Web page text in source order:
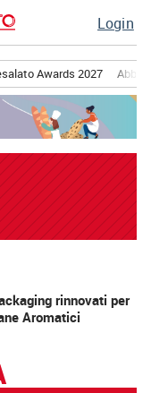
Login
Awards 2027
rinnovati per
Aromatici